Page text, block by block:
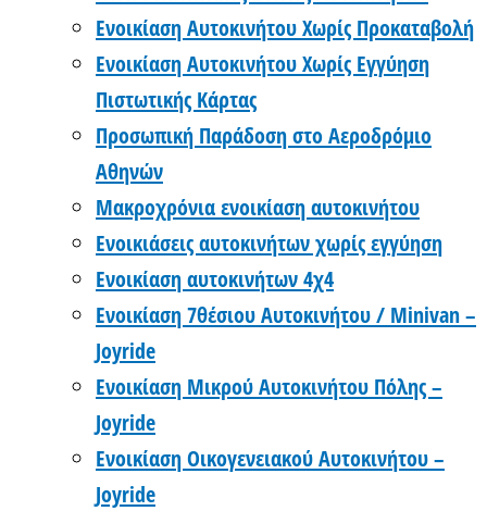
Ενοικίαση Αυτοκινήτου Χωρίς Προκαταβολή
Ενοικίαση Αυτοκινήτου Χωρίς Εγγύηση
Πιστωτικής Κάρτας
Προσωπική Παράδοση στο Αεροδρόμιο
Αθηνών
Μακροχρόνια ενοικίαση αυτοκινήτου
Ενοικιάσεις αυτοκινήτων χωρίς εγγύηση
Ενοικίαση αυτοκινήτων 4χ4
Ενοικίαση 7θέσιου Αυτοκινήτου / Minivan –
Joyride
Ενοικίαση Μικρού Αυτοκινήτου Πόλης –
Joyride
Ενοικίαση Οικογενειακού Αυτοκινήτου –
Joyride